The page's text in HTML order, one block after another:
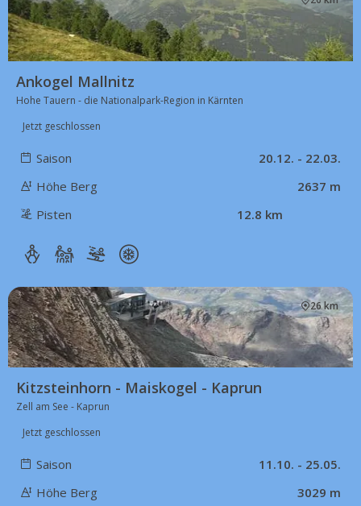
Ankogel Mallnitz
Hohe Tauern - die Nationalpark-Region in Kärnten
Jetzt geschlossen
Saison
20.12. - 22.03.
Höhe Berg
2637 m
Pisten
12.8 km
26 km
Kitzsteinhorn - Maiskogel - Kaprun
Zell am See - Kaprun
Jetzt geschlossen
Saison
11.10. - 25.05.
Höhe Berg
3029 m